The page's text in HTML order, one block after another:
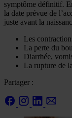
symptôme définitif.
la date prévue de
juste avant la
Les
La perte du
Diarrhée,
La rupture de
Partager :